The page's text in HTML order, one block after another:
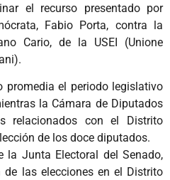
el recurso presentado por
Fabio Porta, contra la
Cario, de la USEI (Unione
el periodo legislativo
la Cámara de Diputados
relacionados con el Distrito
de los doce diputados.
la Junta Electoral del Senado,
de las elecciones en el Distrito